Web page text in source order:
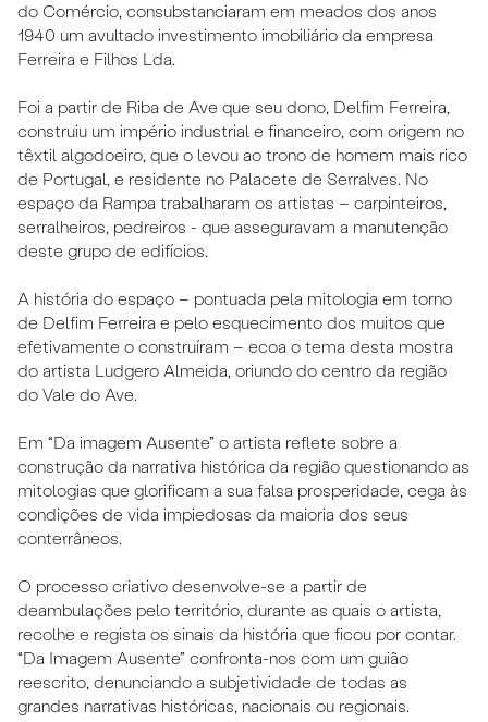
do Comércio, consubstanciaram em meados dos anos
1940 um avultado investimento imobiliário da empresa
Ferreira e Filhos Lda.
Foi a partir de Riba de Ave que seu dono, Delfim Ferreira,
construiu um império industrial e financeiro, com origem no
têxtil algodoeiro, que o levou ao trono de homem mais rico
de Portugal, e residente no Palacete de Serralves. No
espaço da Rampa trabalharam os artistas – carpinteiros,
serralheiros, pedreiros - que asseguravam a manutenção
deste grupo de edifícios.
A história do espaço – pontuada pela mitologia em torno
de Delfim Ferreira e pelo esquecimento dos muitos que
efetivamente o construíram – ecoa o tema desta mostra
do artista Ludgero Almeida, oriundo do centro da região
do Vale do Ave.
Em “Da imagem Ausente” o artista reflete sobre a
construção da narrativa histórica da região questionando as
mitologias que glorificam a sua falsa prosperidade, cega às
condições de vida impiedosas da maioria dos seus
conterrâneos.
O processo criativo desenvolve-se a partir de
deambulações pelo território, durante as quais o artista,
recolhe e regista os sinais da história que ficou por contar.
“Da Imagem Ausente” confronta-nos com um guião
reescrito, denunciando a subjetividade de todas as
grandes narrativas históricas, nacionais ou regionais.